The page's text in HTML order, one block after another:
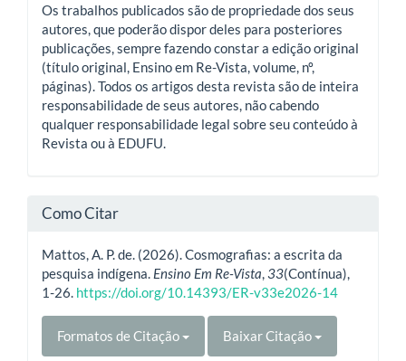
Os trabalhos publicados são de propriedade dos seus
autores, que poderão dispor deles para posteriores
publicações, sempre fazendo constar a edição original
(título original, Ensino em Re-Vista, volume, nº,
páginas). Todos os artigos desta revista são de inteira
responsabilidade de seus autores, não cabendo
qualquer responsabilidade legal sobre seu conteúdo à
Revista ou à EDUFU.
Como Citar
Mattos, A. P. de. (2026). Cosmografias: a escrita da
pesquisa indígena. Ensino Em Re-Vista,33(Contínua),
1-26. https://doi.org/10.14393/ER-v33e2026-14
Formatos de Citação Baixar Citação